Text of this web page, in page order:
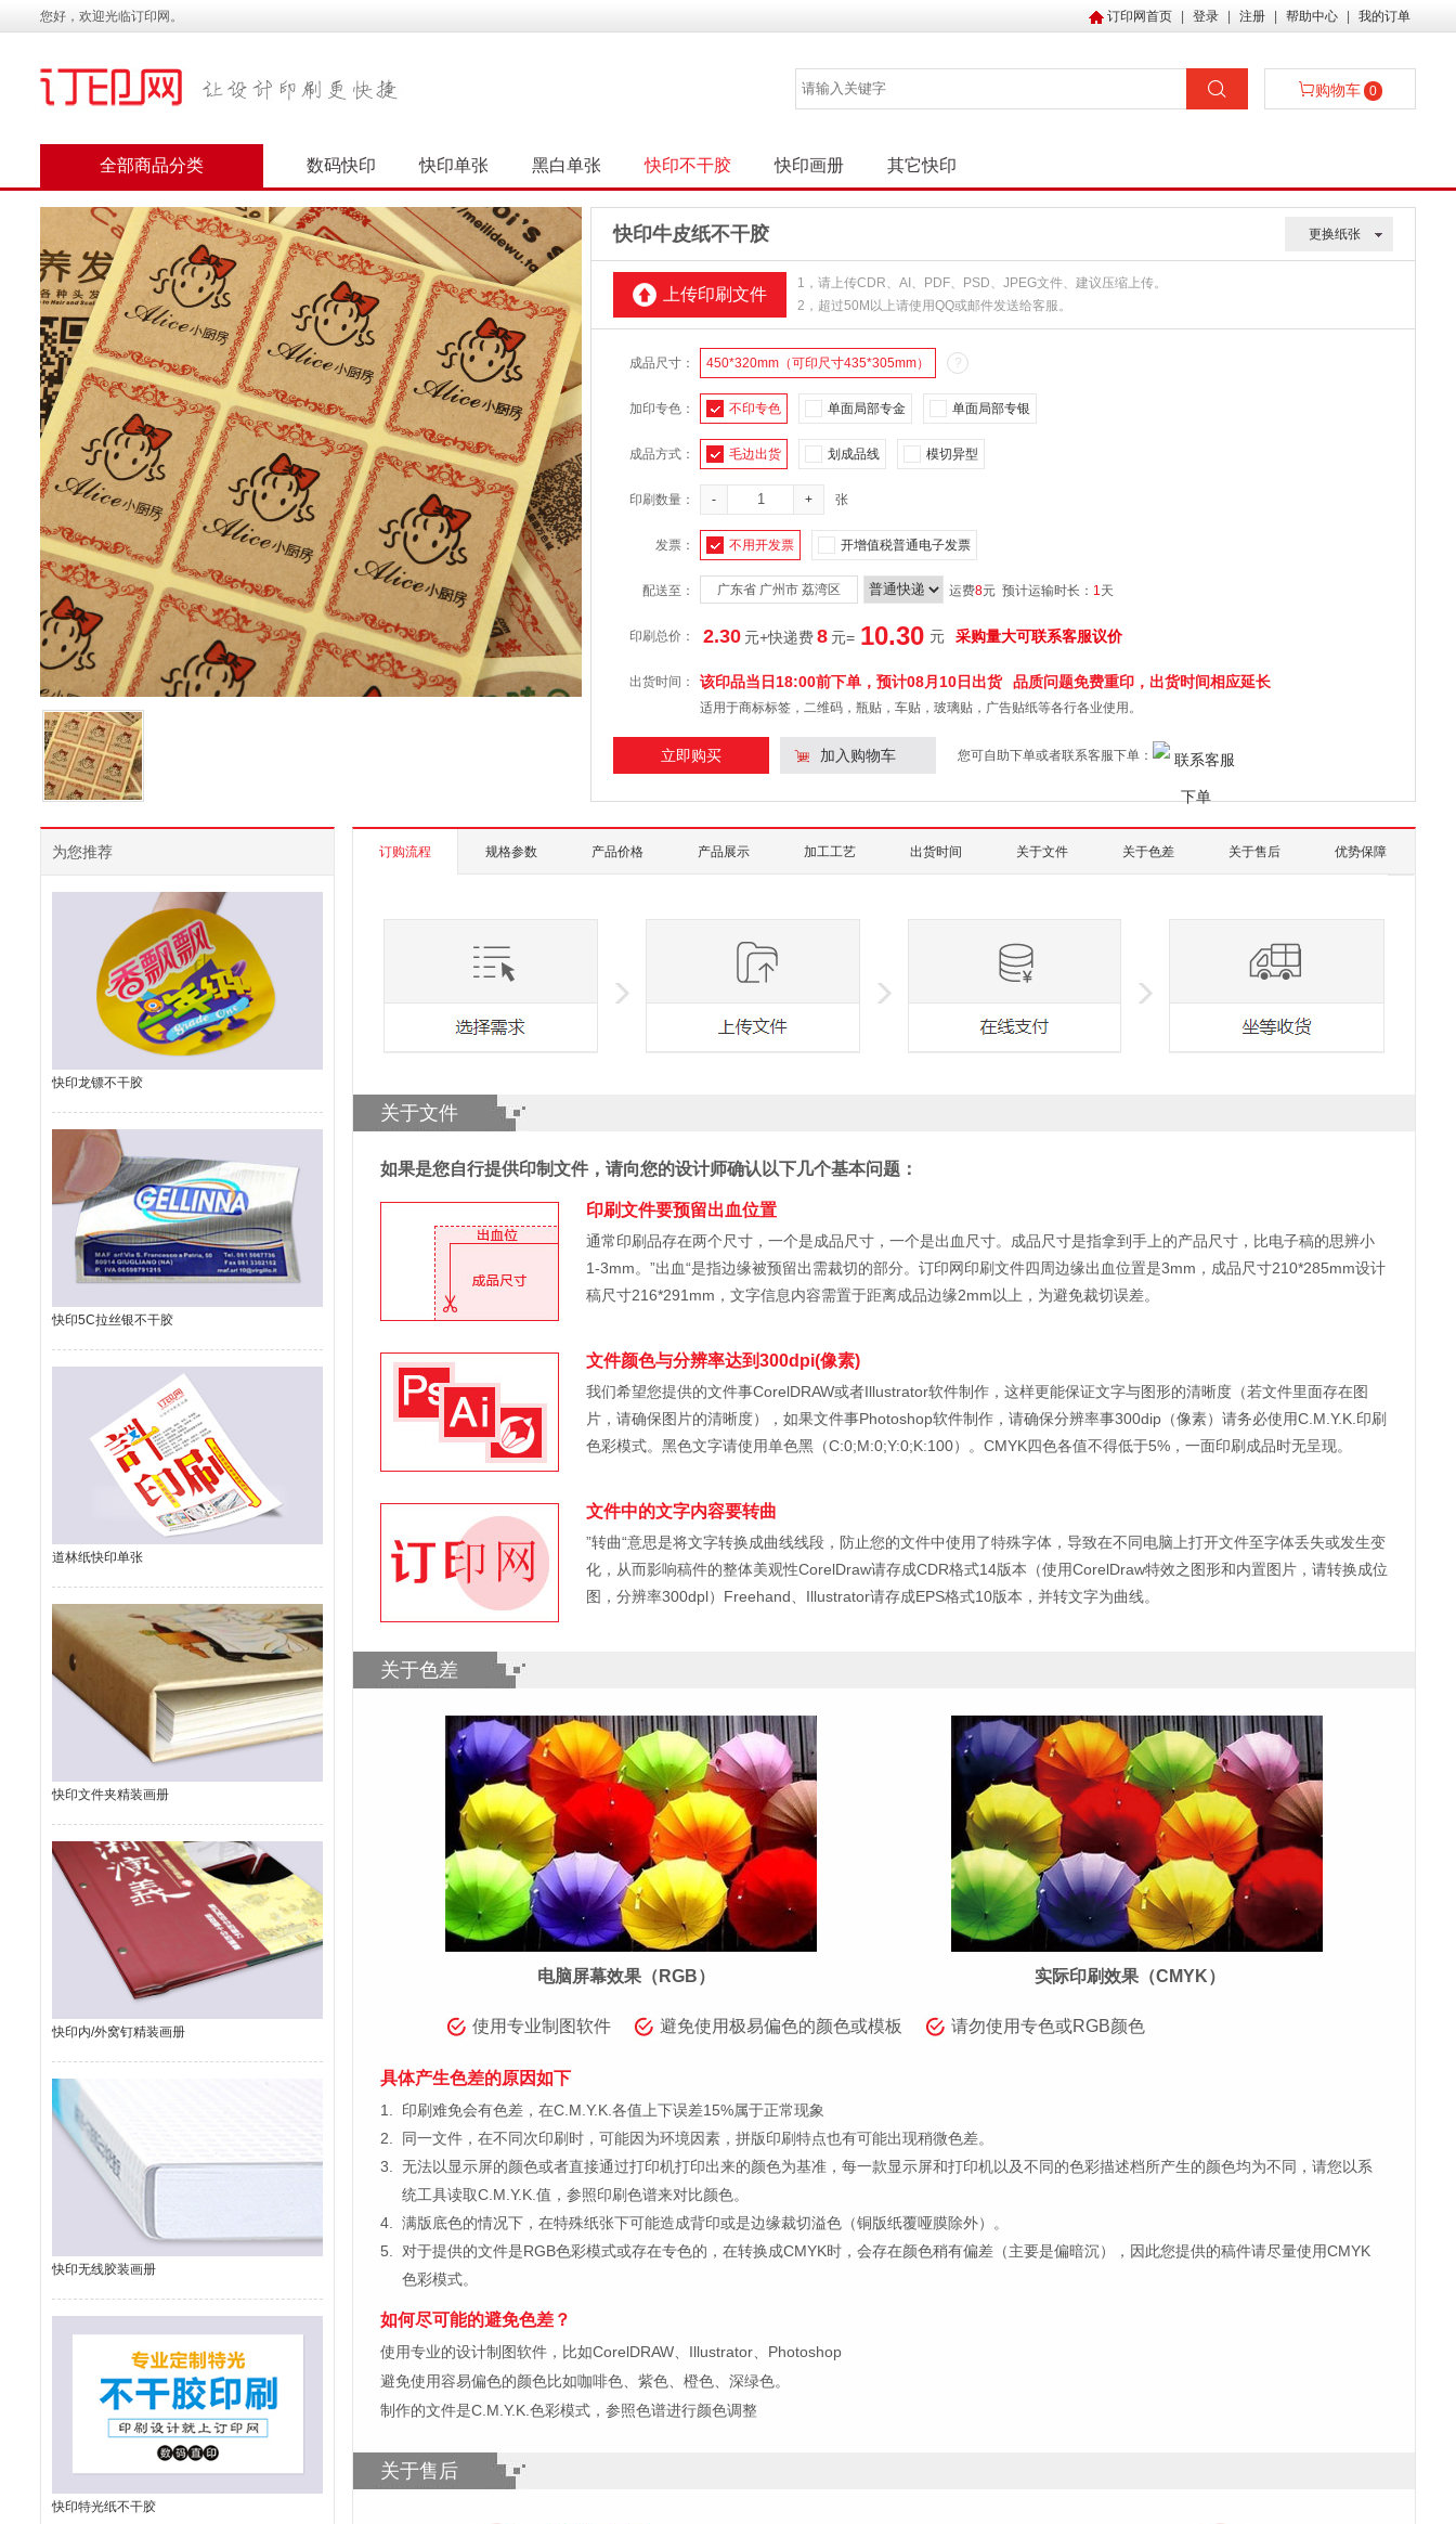
您好，欢迎光临订印网。 订印网首页 登录 注册 帮助中心 我的订单
购物车 0
全部商品分类 数码快印 快印单张 黑白单张 快印不干胶 快印画册 其它快印
快印牛皮纸不干胶 更换纸张
上传印刷文件
1，请上传CDR、AI、PDF、PSD、JPEG文件、建议压缩上传。
2，超过50M以上请使用QQ或邮件发送给客服。
成品尺寸： 450*320mm（可印尺寸435*305mm） ?
加印专色： 不印专色 单面局部专金 单面局部专银
成品方式： 毛边出货 划成品线 模切异型
印刷数量： - + 张
发票： 不用开发票 开增值税普通电子发票
配送至： 广东省 广州市 荔湾区 运费8元 预计运输时长： 1天
印刷总价： 2.30 元+快递费8 元= 10.30 元 采购量大可联系客服议价
出货时间： 该印品当日18:00前下单，预计08月10日 出货 品质问题免费重印，出货时间相应延长
适用于商标标签，二维码，瓶贴，车贴，玻璃贴，广告贴纸等各行各业使用。
立即购买 加入购物车 您可自助下单或者联系客服下单：
为您推荐
快印龙镖不干胶
快印5C拉丝银不干胶
道林纸快印单张
快印文件夹精装画册
快印内/外窝钉精装画册
快印无线胶装画册
快印特光纸不干胶
订购流程 规格参数 产品价格 产品展示 加工工艺 出货时间 关于文件 关于色差 关于售后 优势保障
关于文件
如果是您自行提供印制文件，请向您的设计师确认以下几个基本问题：
印刷文件要预留出血位置
通常印刷品存在两个尺寸，一个是成品尺寸，一个是出血尺寸。成品尺寸是指拿到手上的产品尺寸，比电子稿的思辨小
1-3mm。”出血“是指边缘被预留出需裁切的部分。订印网印刷文件四周边缘出血位置是3mm，成品尺寸210*285mm设计
稿尺寸216*291mm，文字信息内容需置于距离成品边缘2mm以上，为避免裁切误差。
文件颜色与分辨率达到300dpi(像素)
我们希望您提供的文件事CorelDRAW或者Illustrator软件制作，这样更能保证文字与图形的清晰度（若文件里面存在图
片，请确保图片的清晰度），如果文件事Photoshop软件制作，请确保分辨率事300dip（像素）请务必使用C.M.Y.K.印刷
色彩模式。黑色文字请使用单色黑（C:0;M:0;Y:0;K:100）。CMYK四色各值不得低于5%，一面印刷成品时无呈现。
文件中的文字内容要转曲
”转曲“意思是将文字转换成曲线线段，防止您的文件中使用了特殊字体，导致在不同电脑上打开文件至字体丢失或发生变
化，从而影响稿件的整体美观性CorelDraw请存成CDR格式14版本（使用CorelDraw特效之图形和内置图片，请转换成位
图，分辨率300dpl）Freehand、Illustrator请存成EPS格式10版本，并转文字为曲线。
关于色差
电脑屏幕效果（RGB） 实际印刷效果（CMYK）
使用专业制图软件 避免使用极易偏色的颜色或模板 请勿使用专色或RGB颜色
具体产生色差的原因如下
1.
印刷难免会有色差，在C.M.Y.K.各值上下误差15%属于正常现象
2.
同一文件，在不同次印刷时，可能因为环境因素，拼版印刷特点也有可能出现稍微色差。
3.
无法以显示屏的颜色或者直接通过打印机打印出来的颜色为基准，每一款显示屏和打印机以及不同的色彩描述档所产生的颜色均为不同，请您以系
统工具读取C.M.Y.K.值，参照印刷色谱来对比颜色。
4.
满版底色的情况下，在特殊纸张下可能造成背印或是边缘裁切溢色（铜版纸覆哑膜除外）。
5.
对于提供的文件是RGB色彩模式或存在专色的，在转换成CMYK时，会存在颜色稍有偏差（主要是偏暗沉），因此您提供的稿件请尽量使用CMYK
色彩模式。
如何尽可能的避免色差？
使用专业的设计制图软件，比如CorelDRAW、Illustrator、Photoshop
避免使用容易偏色的颜色比如咖啡色、紫色、橙色、深绿色。
制作的文件是C.M.Y.K.色彩模式，参照色谱进行颜色调整
关于售后